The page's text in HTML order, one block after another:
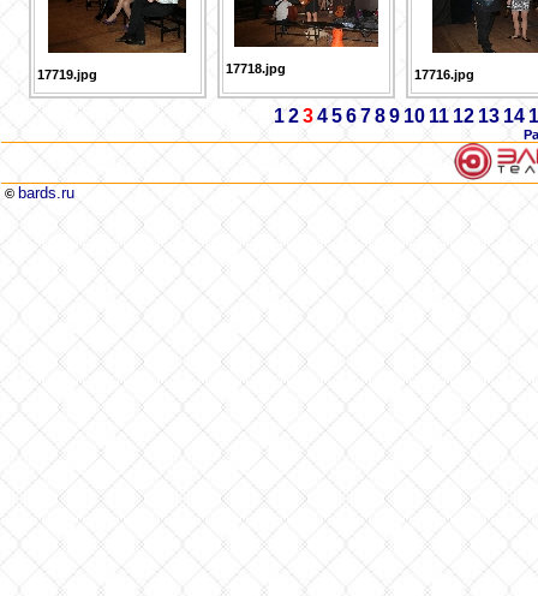
17719.jpg 17718.jpg 17716.jpg
123456789 10 11 12 13 14
© bards.ru